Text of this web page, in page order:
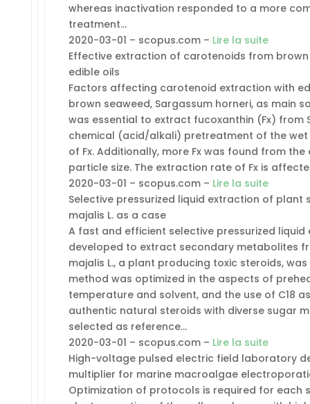
whereas inactivation responded to a more
treatment…
2020-03-01 – scopus.com – Lire la suite
Effective extraction of carotenoids from
edible oils
Factors affecting carotenoid extraction with
brown seaweed, Sargassum horneri, as main
was essential to extract fucoxanthin (Fx) from
chemical (acid/alkali) pretreatment of the
of Fx. Additionally, more Fx was found from
particle size. The extraction rate of Fx is
2020-03-01 – scopus.com – Lire la suite
Selective pressurized liquid extraction of
majalis L. as a case
A fast and efficient selective pressurized liquid
developed to extract secondary metabolites
majalis L., a plant producing toxic steroids,
method was optimized in the aspects of
temperature and solvent, and the use of C18
authentic natural steroids with diverse sugar
selected as reference…
2020-03-01 – scopus.com – Lire la suite
High-voltage pulsed electric field laboratory
multiplier for marine macroalgae
Optimization of protocols is required for each